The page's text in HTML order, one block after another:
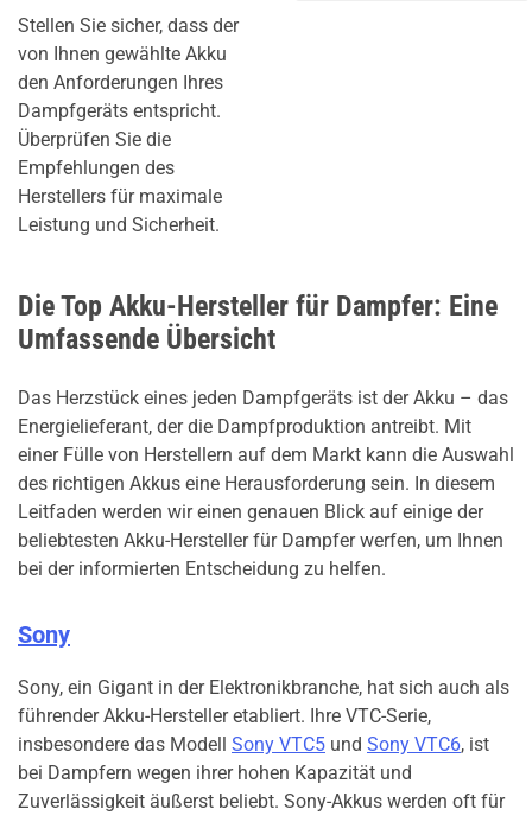
Stellen Sie sicher, dass der
von Ihnen gewählte Akku
den Anforderungen Ihres
Dampfgeräts entspricht.
Überprüfen Sie die
Empfehlungen des
Herstellers für maximale
Leistung und Sicherheit.
Die Top Akku-Hersteller für Dampfer: Eine
Umfassende Übersicht
Das Herzstück eines jeden Dampfgeräts ist der Akku – das
Energielieferant, der die Dampfproduktion antreibt. Mit
einer Fülle von Herstellern auf dem Markt kann die Auswahl
des richtigen Akkus eine Herausforderung sein. In diesem
Leitfaden werden wir einen genauen Blick auf einige der
beliebtesten Akku-Hersteller für Dampfer werfen, um Ihnen
bei der informierten Entscheidung zu helfen.
Sony
Sony, ein Gigant in der Elektronikbranche, hat sich auch als
führender Akku-Hersteller etabliert. Ihre VTC-Serie,
insbesondere das Modell Sony VTC5 und Sony VTC6, ist
bei Dampfern wegen ihrer hohen Kapazität und
Zuverlässigkeit äußerst beliebt. Sony-Akkus werden oft für